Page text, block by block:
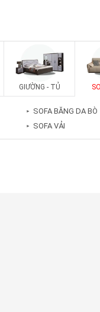
GIƯỜNG - TỦ
► SOFA BĂNG DA BÒ
► SOFA VẢI